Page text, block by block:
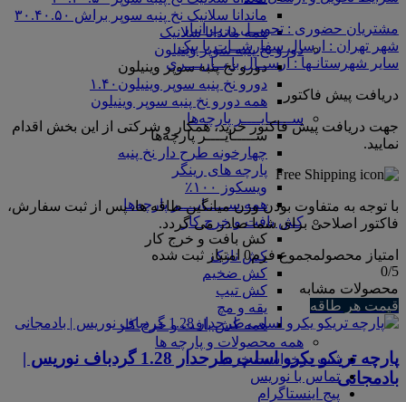
ماندانا سلانیک نخ پنبه سوپر براش ۳۰.۴۰.۵۰
همه ماندانا سلانیک
دورو نخ پنبه سوپر وینیلون
دورو نخ پنبه سوپر وینیلون
دورو نخ پنبه سوپر وینیلون۱.۴۰
همه دورو نخ پنبه سوپر وینیلون
ســـــایــــر پارچه‌ها
ســـــایــــر پارچه‌ها
چهارخونه طرح دار نخ پنبه
پارچه های رینگر
ویسکوز ۱۰۰٪
همه ســـــایــــر پارچه‌ها
کش بافت و خرج کار
کش بافت و خرج کار
کش نازک
کش ضخیم
کش تیپ
یقه و مچ
همه کش بافت و خرج کار
همه محصولات و پارچه ها
ثبت درخواست خرید
تماس با نوریس
پیج اینستاگرام
مشتریان حضوری : تحویــل درب انبار
شهر تهران : ارسال سفارشــات با پیک
سایر شهرستانـها : ارســال با بــاربـــری
دریافت پیش فاکتور
جهت دریافت پیش فاکتور خرید، همکار و شرکتی از این بخش اقدام
نمایید.
با توجه به متفاوت بودن وزن میانگین طاقه ها، پس از ثبت سفارش،
فاکتور اصلاحی برای شما صادر می گردد.
امتیاز محصولمجموع فرم0امتیاز ثبت شده
0/5
محصولات مشابه
قیمت هر طاقه
پارچه تریکو یکرو اسلپ طرحدار 1.28 گردباف نوریس |
بادمجانی